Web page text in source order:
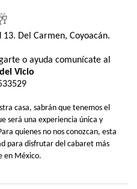
Del Carmen, Coyoacán.
o ayuda comunícate al
Vicio
casa, sabrán que tenemos el
será una experiencia única y
quienes no nos conozcan, esta
para disfrutar del cabaret más
en México.